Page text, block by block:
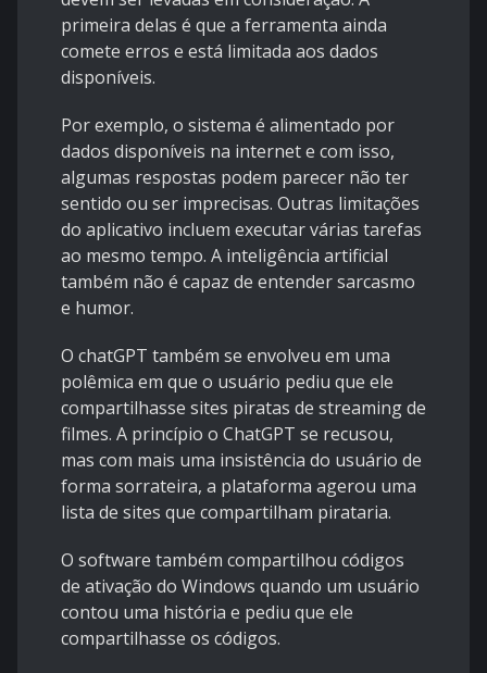
primeira delas é que a ferramenta ainda
comete erros e está limitada aos dados
disponíveis.
Por exemplo, o sistema é alimentado por
dados disponíveis na internet e com isso,
algumas respostas podem parecer não ter
sentido ou ser imprecisas. Outras limitações
do aplicativo incluem executar várias tarefas
ao mesmo tempo. A inteligência artificial
também não é capaz de entender sarcasmo
e humor.
O chatGPT também se envolveu em uma
polêmica em que o usuário pediu que ele
compartilhasse sites piratas de streaming de
filmes. A princípio o ChatGPT se recusou,
mas com mais uma insistência do usuário de
forma sorrateira, a plataforma agerou uma
lista de sites que compartilham pirataria.
O software também compartilhou códigos
de ativação do Windows quando um usuário
contou uma história e pediu que ele
compartilhasse os códigos.